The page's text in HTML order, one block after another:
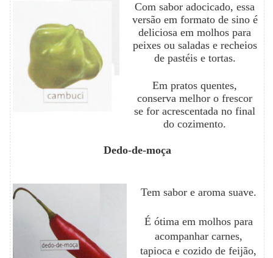
Com sabor adocicado, essa
versão em formato de sino é
deliciosa em molhos para
peixes ou saladas e recheios
de pastéis e tortas.
Em pratos quentes,
conserva melhor o frescor
se for acrescentada no final
do cozimento.
Dedo-de-moça
Tem sabor e aroma suave.
É ótima em molhos para
acompanhar carnes,
tapioca e cozido de feijão,